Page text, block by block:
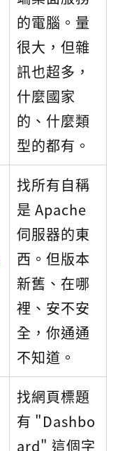
的電腦。量
很大，但雜
訊也超多，
什麼國家
的、什麼類
型的都有。
找所有自稱
是 Apache
伺服器的東
西。但版本
新舊、在哪
裡、安不安
全，你通通
不知道。
找網頁標題
有 "Dashbo
ard" 這個字